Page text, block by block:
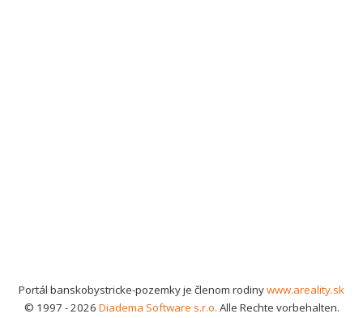
Portál banskobystricke-pozemky je členom rodinywww.areality.sk
© 1997 - 2026 Diadema Software s.r.o. Alle Rechte vorbehalten.